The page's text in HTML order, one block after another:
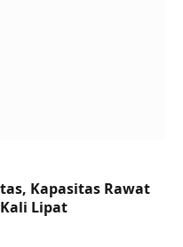
Kapasitas Rawat
Lipat